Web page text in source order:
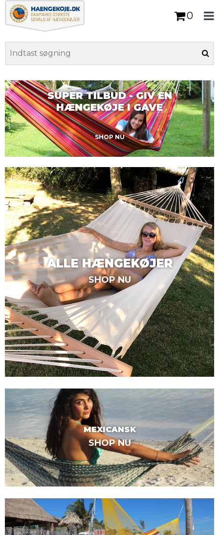
0
SUPER TILBUD - GIV EN
HÆNGEKØJE I GAVE
SHOP NU
ALLE HÆNGEKØJER
SHOP NU
MEXICANSK
SHOP NU